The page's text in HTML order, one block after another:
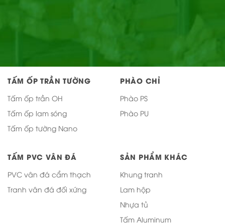
TẤM ỐP TRẦN TƯỜNG
Tấm ốp trần OH
Tấm ốp lam sóng
Tấm ốp tường Nano
PHÀO CHỈ
Phào PS
Phào PU
TẤM PVC VÂN ĐÁ
PVC vân đá cẩm thạch
Tranh vân đá đối xứng
SẢN PHẨM KHÁC
Khung tranh
Lam hộp
Nhựa tủ
Tấm Aluminum